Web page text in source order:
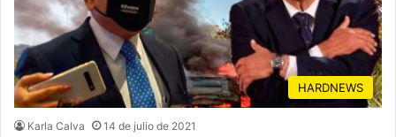
HARDNEWS
Karla Calva 14 de julio de 2021